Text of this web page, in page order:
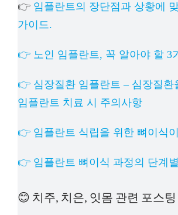
👉 임플란트의 장단점과 상황에
가이드.
👉 노인 임플란트, 꼭 알아야 할 3
👉 심장질환 임플란트 – 심장질환
임플란트 치료 시 주의사항
👉 임플란트 식립을 위한 뼈이식
👉 임플란트 뼈이식 과정의 단계
😊 치주, 치은, 잇몸 관련 포스팅